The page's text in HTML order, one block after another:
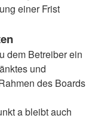
einer Frist
dem Betreiber ein
und
des Boards
a bleibt auch